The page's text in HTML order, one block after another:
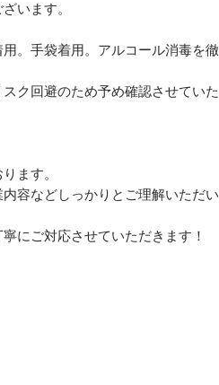
います。
。手袋着用。アルコール消毒を徹
ク回避のため予め確認させていた
ます。
容などしっかりとご理解いただい
にご対応させていただきます！